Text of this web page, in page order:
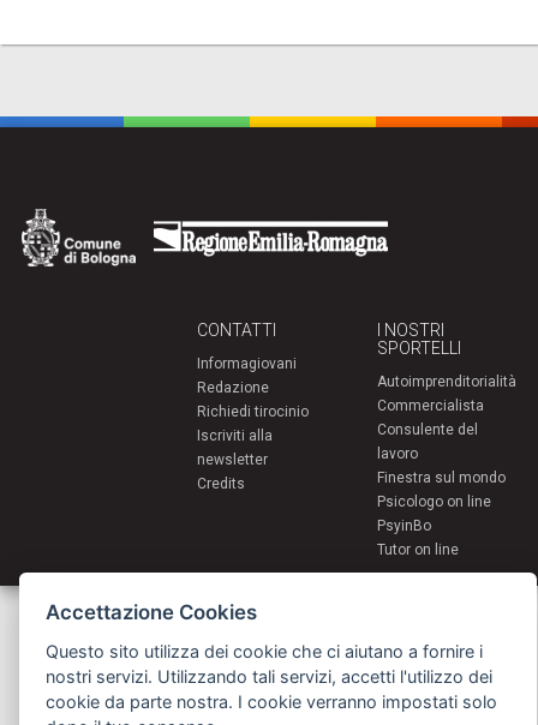
CONTATTI
Informagiovani
Redazione
Richiedi tirocinio
Iscriviti alla
newsletter
Credits
I NOSTRI
SPORTELLI
Autoimprenditorialità
Commercialista
Consulente del
lavoro
Finestra sul mondo
Psicologo on line
PsyinBo
Tutor on line
Servizi per i giovani - Scambi e soggiorni all'estero
giovani@comune.bologna.it
Accettazione Cookies
Questo sito utilizza dei cookie che ci aiutano a fornire i
nostri servizi. Utilizzando tali servizi, accetti l'utilizzo dei
cookie da parte nostra. I cookie verranno impostati solo